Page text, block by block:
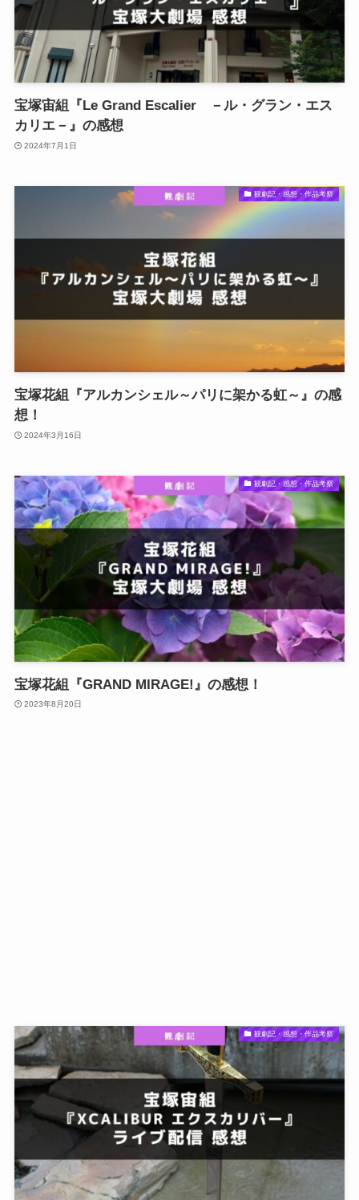
宝塚宙組『Le Grand Escalier －ル・グラン・エス
カリエ－』の感想
2024年7月1日
観劇記・感想・作品考察
宝塚花組『アルカンシェル～パリに架かる虹～』の感
想！
2024年3月16日
観劇記・感想・作品考察
宝塚花組『GRAND MIRAGE!』の感想！
2023年8月20日
観劇記・感想・作品考察